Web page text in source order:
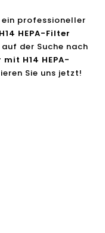
professioneller
HEPA-Filter
der Suche nach
H14 HEPA-
Sie uns jetzt!